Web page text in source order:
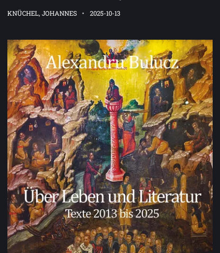
KNÜCHEL, JOHANNES 2025-10-13